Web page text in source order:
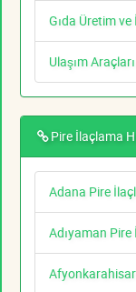
Gıda Üretim
Ulaşım
Pire İlaçlama
Adana Pire
Adıyaman